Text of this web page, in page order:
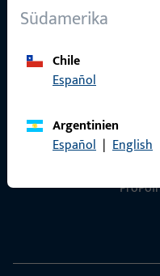
Südamerika
Chile
Español
Argentinien
Español | English